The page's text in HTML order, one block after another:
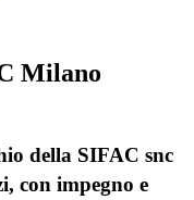
Milano
della SIFAC snc
con impegno e